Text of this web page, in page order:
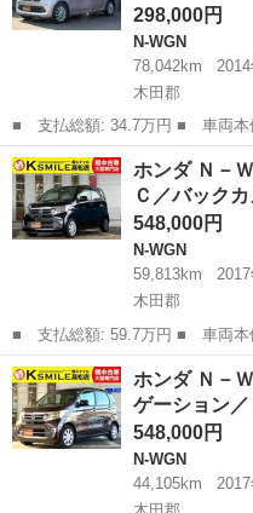
298,000円
N-WGN
78,042km
木田郡
■ 支払総額: 34.7万円 ■ 車両本体価格： 298,000 円 ■ メーカー
名： ホンダ ■ 車種名： Ｎ
オーディオ／スマートキー／プ
外アルミホイ...
香川 木田郡 N-WGN
ホンダ Ｎ－
Ｃ／バック
548,000円
N-WGN
59,813km
木田郡
■ 支払総額: 59.7万円 ■ 車両本体価格： 548,000 円 ■ メーカー
名： ホンダ ■ 車種名： Ｎ
ゲーション／ＥＴＣ／バックカ
ト／オートエ...
香川 木田郡 N-WGN
ホンダ Ｎ－
ゲーション
548,000円
N-WGN
44,105km